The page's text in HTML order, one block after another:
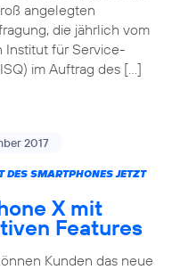
angelegten
die jährlich vom
Institut für Service-
im Auftrag des […]
2017
DES SMARTPHONES JETZT
X mit
Features
Kunden das neue